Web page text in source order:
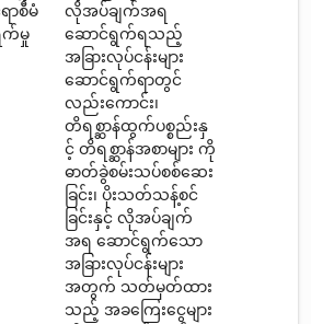
ာစီမံ
က်မှု
လိုအပ်ချက်အရ
ဆောင်ရွက်ရသည့်
အခြားလုပ်ငန်းများ
ဆောင်ရွက်ရာတွင်
လည်းကောင်း၊
တိရစ္ဆာန်ထွက်ပစ္စည်းနှ
င့် တိရစ္ဆာန်အစာများ ကို
ဓာတ်ခွဲစမ်းသပ်စစ်ဆေး
ခြင်း၊ ပိုးသတ်သန့်စင်
ခြင်းနှင့် လိုအပ်ချက်
အရ ဆောင်ရွက်သော
အခြားလုပ်ငန်းများ
အတွက် သတ်မှတ်ထား
သည့် အခကြေးငွေများ